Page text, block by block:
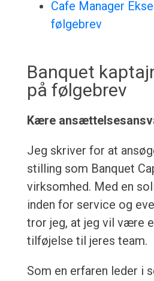
Cafe Manager
følgebrev
Banquet
på følgebrev
Kære
Jeg skriver for at
stilling som Banquet
virksomhed. Med en
inden for service og
tror jeg, at jeg vil være
tilføjelse til jeres team.
Som en erfaren leder i